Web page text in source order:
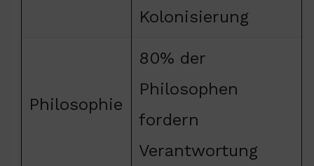
Kolonisierung
Philosophie
80% der
Philosophen
fordern
Verantwortung